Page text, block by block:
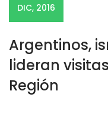
DIC, 2016
Argentinos,
lideran
Región